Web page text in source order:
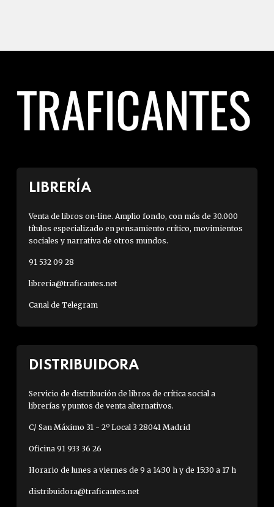
LIBRERÍA
Venta de libros on-line. Amplio fondo, con más de 30.000
títulos especializado en pensamiento crítico, movimientos
sociales y narrativa de otros mundos.
91 532 09 28
libreria@traficantes.net
Canal de Telegram
DISTRIBUIDORA
Servicio de distribución de libros de crítica social a
librerías y puntos de venta alternativos.
C/ San Máximo 31 - 2º Local 3 28041 Madrid
Oficina 91 933 36 26
Horario de lunes a viernes de 9 a 14:30 h y de 15:30 a 17 h
distribuidora@traficantes.net